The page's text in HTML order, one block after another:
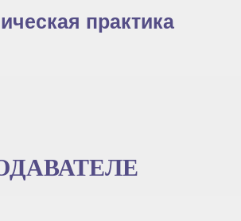
практика